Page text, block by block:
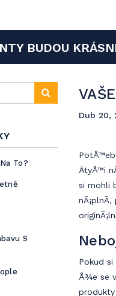
BUDOU
To?
S
Dub 20,
ÄtyÅ™i
si mohli
Pokud
Å¾e se